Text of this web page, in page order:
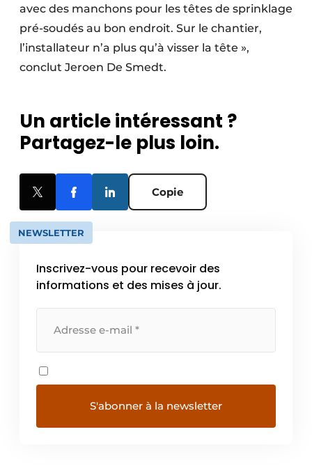
avec des manchons pour les têtes de sprinklage
pré-soudés au bon endroit. Sur le chantier,
l’installateur n’a plus qu’à visser la tête »,
conclut Jeroen De Smedt.
Un article intéressant ?
Partagez-le plus loin.
Copie
NEWSLETTER
Inscrivez-vous pour recevoir des
informations et des mises à jour.